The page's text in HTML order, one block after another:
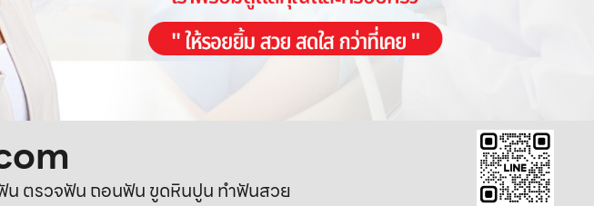
ตรวจฟัน ถอนฟัน ขูดหินปูน ทำฟันสวย